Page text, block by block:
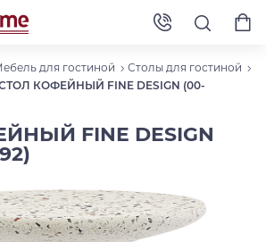
для гостиной
Столы для гостиной
КОФЕЙНЫЙ FINE DESIGN (00-
FINE DESIGN